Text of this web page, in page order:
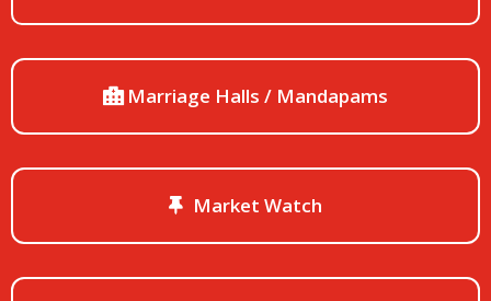
Marriage Halls / Mandapams
Market Watch